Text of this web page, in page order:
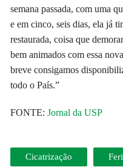
semana passada, com uma
e em cinco, seis dias, ela já
restaurada, coisa que
bem animados com essa
breve consigamos
todo o País.”
FONTE:Jornal da USP
Cicatrização